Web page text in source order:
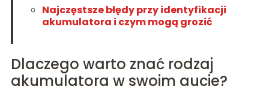
Najczęstsze błędy przy identyfikacji
akumulatora i czym mogą grozić
Dlaczego warto znać rodzaj
akumulatora w swoim aucie?